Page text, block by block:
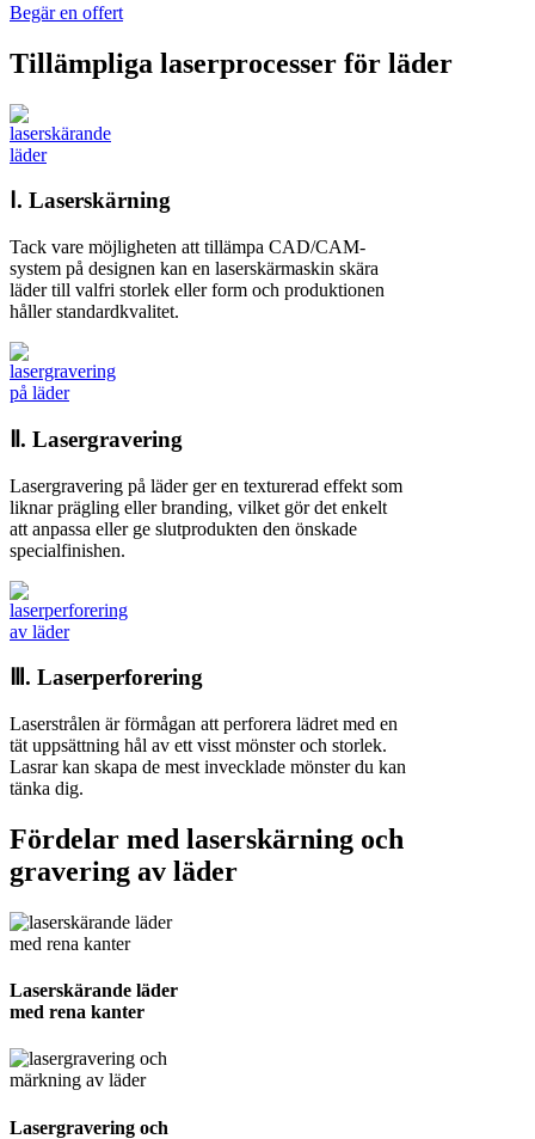
Begär en offert
Tillämpliga laserprocesser för läder
Ⅰ. Laserskärning
Tack vare möjligheten att tillämpa CAD/CAM-
system på designen kan en laserskärmaskin skära
läder till valfri storlek eller form och produktionen
håller standardkvalitet.
Ⅱ. Lasergravering
Lasergravering på läder ger en texturerad effekt som
liknar prägling eller branding, vilket gör det enkelt
att anpassa eller ge slutprodukten den önskade
specialfinishen.
Ⅲ. Laserperforering
Laserstrålen är förmågan att perforera lädret med en
tät uppsättning hål av ett visst mönster och storlek.
Lasrar kan skapa de mest invecklade mönster du kan
tänka dig.
Fördelar med laserskärning och
gravering av läder
Laserskärande läder
med rena kanter
Lasergravering och